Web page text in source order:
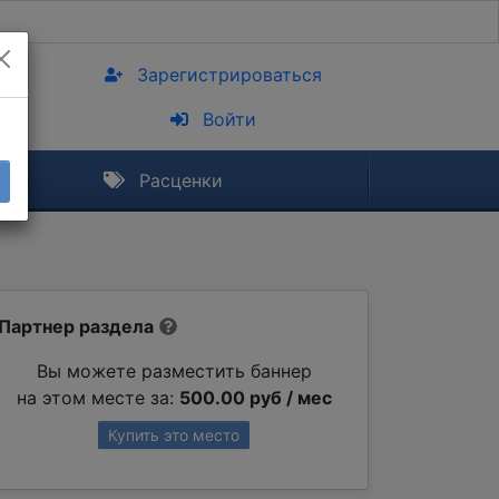
Зарегистрироваться
Войти
Расценки
Партнер раздела
Вы можете разместить баннер
на этом месте за: 500.00 руб / мес
Купить это место